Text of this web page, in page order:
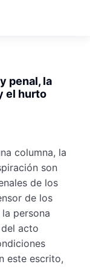
penal, la
el hurto
columna, la
son
de los
de los
persona
acto
este escrito,